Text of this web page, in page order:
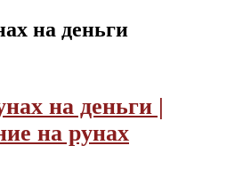
на деньги
на деньги |
на рунах